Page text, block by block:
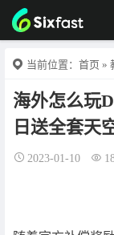
当前位置： 首页 »
海外怎么玩
日送全套天
2023-01-10